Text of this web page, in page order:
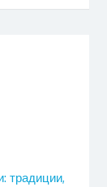
традиции,